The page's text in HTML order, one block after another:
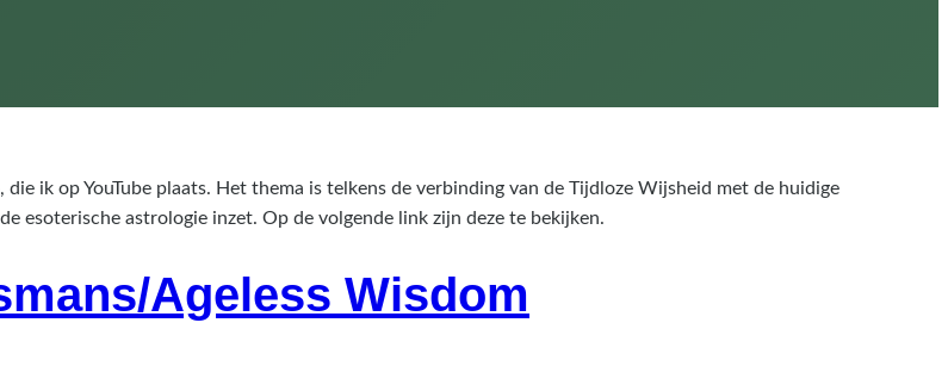
ik op YouTube plaats. Het thema is telkens de verbinding van de Tijdloze Wijsheid met de huidige
esoterische astrologie inzet. Op de volgende link zijn deze te bekijken.
Ageless Wisdom